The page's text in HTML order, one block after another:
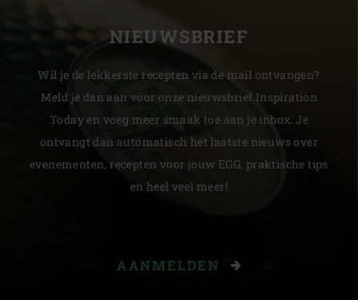
NIEUWSBRIEF
Wil je de lekkerste recepten via de mail ontvangen?
Meld je dan aan voor onze nieuwsbrief Inspiration
Today en voeg meer smaak toe aan je inbox. Je
ontvangt dan automatisch het laatste nieuws over
evenementen, recepten voor jouw EGG, praktische tips
en heel veel meer!
AANMELDEN